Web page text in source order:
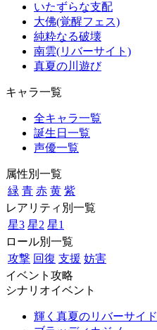
いたずらな支配
大佛(覚醒フェス)
純粋なる破壊
南雲(リバーサイト)
真夏の川遊び
キャラ一覧
全キャラ一覧
誕生日一覧
声優一覧
属性別一覧
緑 青 赤 黄 紫
レアリティ別一覧
星3 星2 星1
ロール別一覧
攻撃 回復 支援 妨害
イベント攻略
シナリオイベント
輝く真夏のリバーサイド